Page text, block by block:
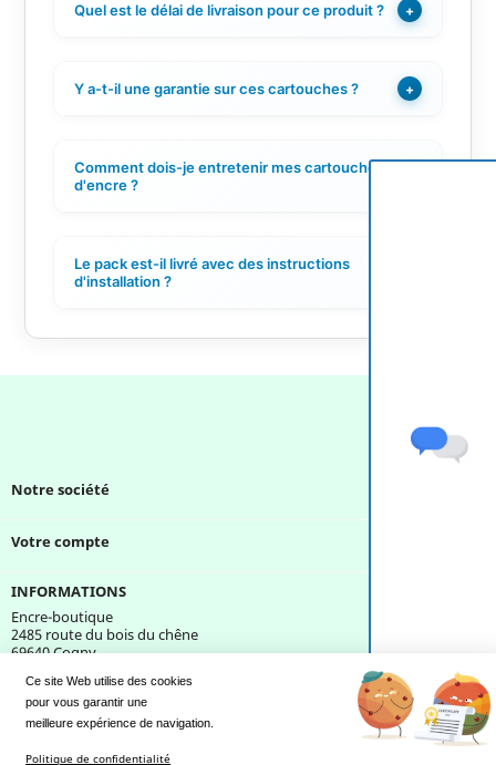
Ce site Web utilise des cookies
pour vous garantir une
meilleure expérience de navigation.
Politique de confidentialité
Une question ?
Quel est le délai de livraison pour ce produit ? +
Y a-t-il une garantie sur ces cartouches ? +
Comment dois-je entretenir mes cartouches
d'encre ?
Le pack est-il livré avec des instructions
d'installation ?
Notre société
Votre compte
INFORMATIONS
Encre-boutique
2485 route du bois du chêne
69640 Cogny